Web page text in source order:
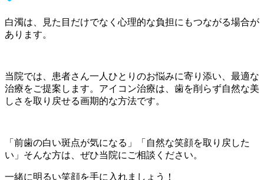
白濁は、見た目だけでなく心理的な負担にもつながる場合が
あります。
当院では、患者さん一人ひとりのお悩みに寄り添い、最適な
治療をご提案します。アイコン治療は、歯を削らず自然な美
しさを取り戻せる画期的な方法です。
「前歯の白い斑点が気になる」「自然な笑顔を取り戻した
い」そんな方は、ぜひ当院にご相談ください。
一緒に明るい笑顔を手に入れましょう！